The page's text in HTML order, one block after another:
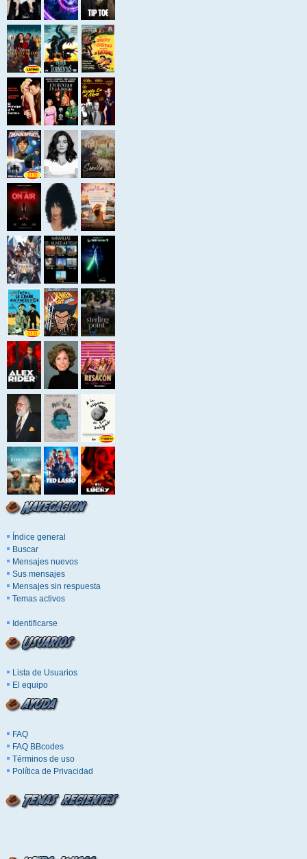
Índice general
Buscar
Mensajes nuevos
Sus mensajes
Mensajes sin respuesta
Temas activos
Identificarse
Lista de Usuarios
El equipo
FAQ
FAQ BBcodes
Términos de uso
Política de Privacidad